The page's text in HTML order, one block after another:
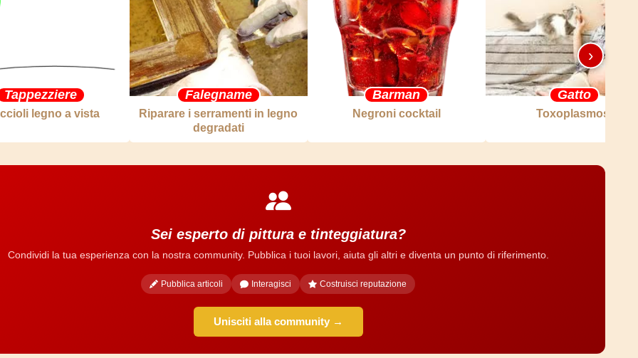
Tappezziere
legno a vista
Falegname
Riparare i serramenti in legno
degradati
Barman
Negroni cocktail
Gatto
Toxoplasmosi
›
Sei esperto di pittura e tinteggiatura?
Condividi la tua esperienza con la nostra community. Pubblica i tuoi lavori, aiuta gli altri e diventa un punto di riferimento.
Pubblica articoli Interagisci Costruisci reputazione
Unisciti alla community →